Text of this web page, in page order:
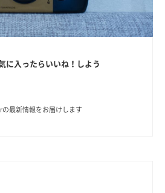
に入ったらいいね！しよう
の最新情報をお届けします